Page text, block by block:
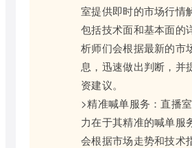
室提供即时的市场行情
包括技术面和基本面的
析师们会根据最新的市
息，迅速做出判断，并
资建议。
>精准喊单服务：直播
力在于其精准的喊单服
会根据市场走势和技术